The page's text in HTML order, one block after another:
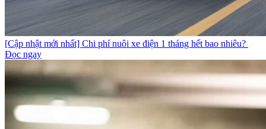
[Cập nhật mới nhất] Chi phí nuôi xe điện 1 tháng hết bao nhiêu?
Đọc ngay